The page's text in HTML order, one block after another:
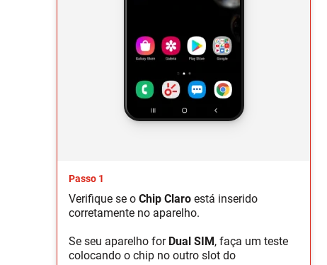
Passo 1
Verifique se o Chip Claro está inserido
corretamente no aparelho.
Se seu aparelho for Dual SIM, faça um teste
colocando o chip no outro slot do